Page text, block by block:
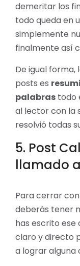
demeritar los
todo queda en
simplemente
finalmente así
De igual
posts es
palabras todo
al lector con la
resolvió todas
5. Post
llamado
Para cerrar
deberás tener
has escrito ese
claro y directo
a lograr alguna